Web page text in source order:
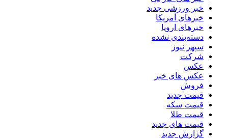
خبر ورزشی جدید
خبرهای آمریکا
خبرهای اروپا
دسته‌بندی نشده
سپهر نیوز
شرکت
عکس
عکس های خبر
فروش
قیمت جدید
قیمت سکه
قیمت طلا
قیمت های جدید
گزارش جدید